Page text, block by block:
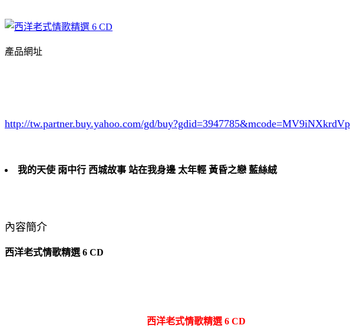
產品網址
http://tw.partner.buy.yahoo.com/gd/buy?gdid=3947785
我的天使 雨中行 西城故事 站在我身邊 太年輕 黃昏之戀 藍絲絨
內容簡介
西洋老式情歌精選 6 CD
西洋老式情歌精選 6 CD